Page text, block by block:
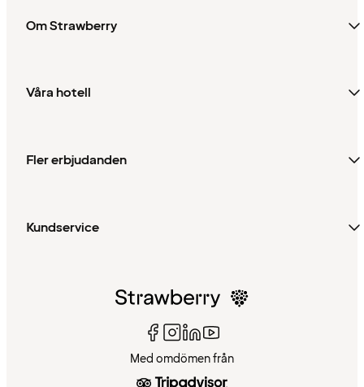
Om Strawberry
Våra hotell
Fler erbjudanden
Kundservice
Med omdömen från